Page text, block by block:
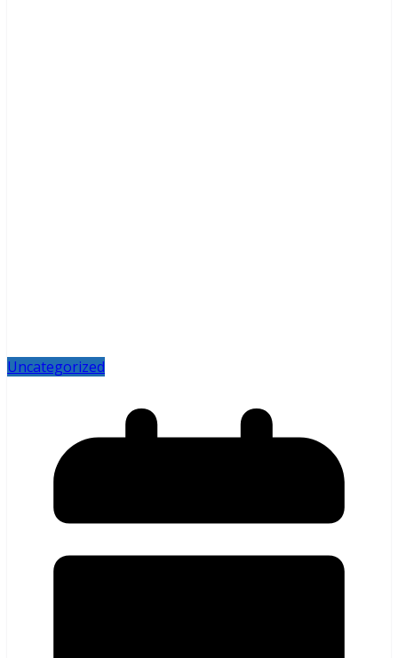
Uncategorized